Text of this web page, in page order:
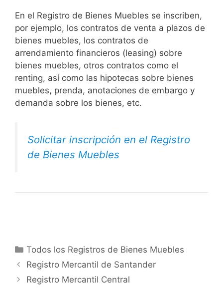
En el Registro de Bienes Muebles se inscriben,
por ejemplo, los contratos de venta a plazos de
bienes muebles, los contratos de
arrendamiento financieros (leasing) sobre
bienes muebles, otros contratos como el
renting, así como las hipotecas sobre bienes
muebles, prenda, anotaciones de embargo y
demanda sobre los bienes, etc.
Solicitar inscripción en el Registro
de Bienes Muebles
Categorías
Todos los Registros de Bienes Muebles
Registro Mercantil de Santander
Registro Mercantil Central